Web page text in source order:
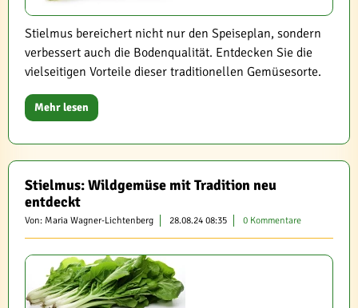
Stielmus bereichert nicht nur den Speiseplan, sondern
verbessert auch die Bodenqualität. Entdecken Sie die
vielseitigen Vorteile dieser traditionellen Gemüsesorte.
Mehr lesen
Stielmus: Wildgemüse mit Tradition neu
entdeckt
Von: Maria Wagner-Lichtenberg 28.08.24 08:35 0 Kommentare